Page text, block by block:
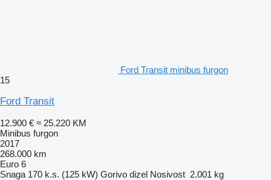
Ford Transit minibus furgon
15
Ford Transit
12.900 € ≈ 25.220 KM
Minibus furgon
2017
268.000 km
Euro 6
Snaga 170 k.s. (125 kW) Gorivo dizel Nosivost 2.001 kg